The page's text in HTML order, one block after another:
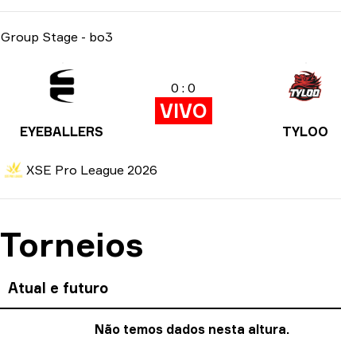
Group Stage - bo3
EYEBALLERS
0 : 0
VIVO
TYLOO
XSE Pro League 2026
Torneios
Atual e futuro
Não temos dados nesta altura.